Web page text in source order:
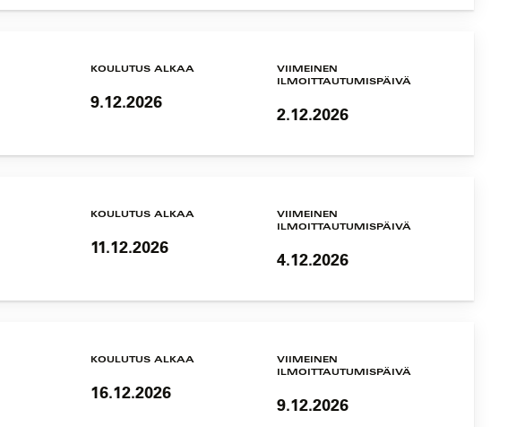
KOULUTUS ALKAA
9.12.2026
VIIMEINEN
ILMOITTAUTUMISPÄIVÄ
2.12.2026
KOULUTUS ALKAA
11.12.2026
VIIMEINEN
ILMOITTAUTUMISPÄIVÄ
4.12.2026
KOULUTUS ALKAA
16.12.2026
VIIMEINEN
ILMOITTAUTUMISPÄIVÄ
9.12.2026